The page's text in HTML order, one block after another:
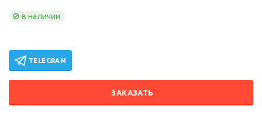
в наличии
TELEGRAM
ЗАКАЗАТЬ